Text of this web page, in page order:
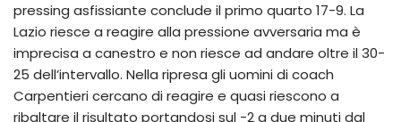
pressing asfissiante conclude il primo quarto 17-9. La
Lazio riesce a reagire alla pressione avversaria ma è
imprecisa a canestro e non riesce ad andare oltre il 30-
25 dell’intervallo. Nella ripresa gli uomini di coach
Carpentieri cercano di reagire e quasi riescono a
ribaltare il risultato portandosi sul -2 a due minuti dal